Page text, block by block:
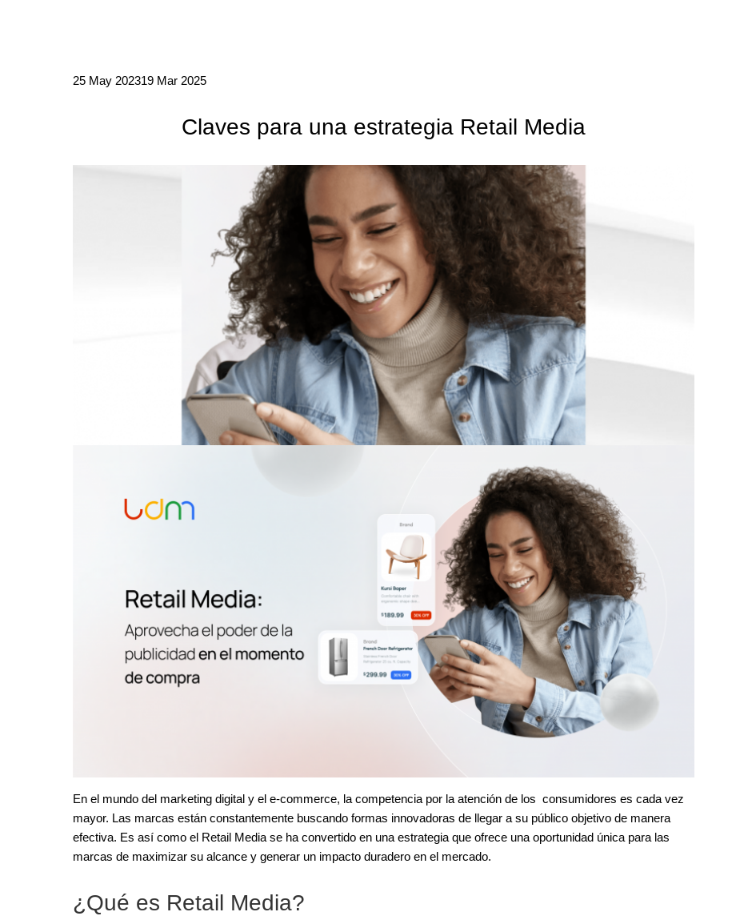
25 May 202319 Mar 2025
Claves para una estrategia Retail Media
En el mundo del marketing digital y el e-commerce, la competencia por la atención de los consumidores es cada vez
mayor. Las marcas están constantemente buscando formas innovadoras de llegar a su público objetivo de manera
efectiva. Es así como el Retail Media se ha convertido en una estrategia que ofrece una oportunidad única para las
marcas de maximizar su alcance y generar un impacto duradero en el mercado.
¿Qué es Retail Media?